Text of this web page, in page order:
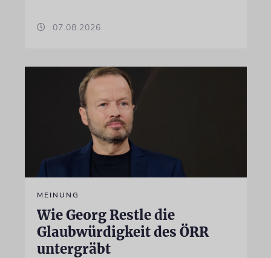
07.08.2026
MEINUNG
Wie Georg Restle die
Glaubwürdigkeit des ÖRR
untergräbt